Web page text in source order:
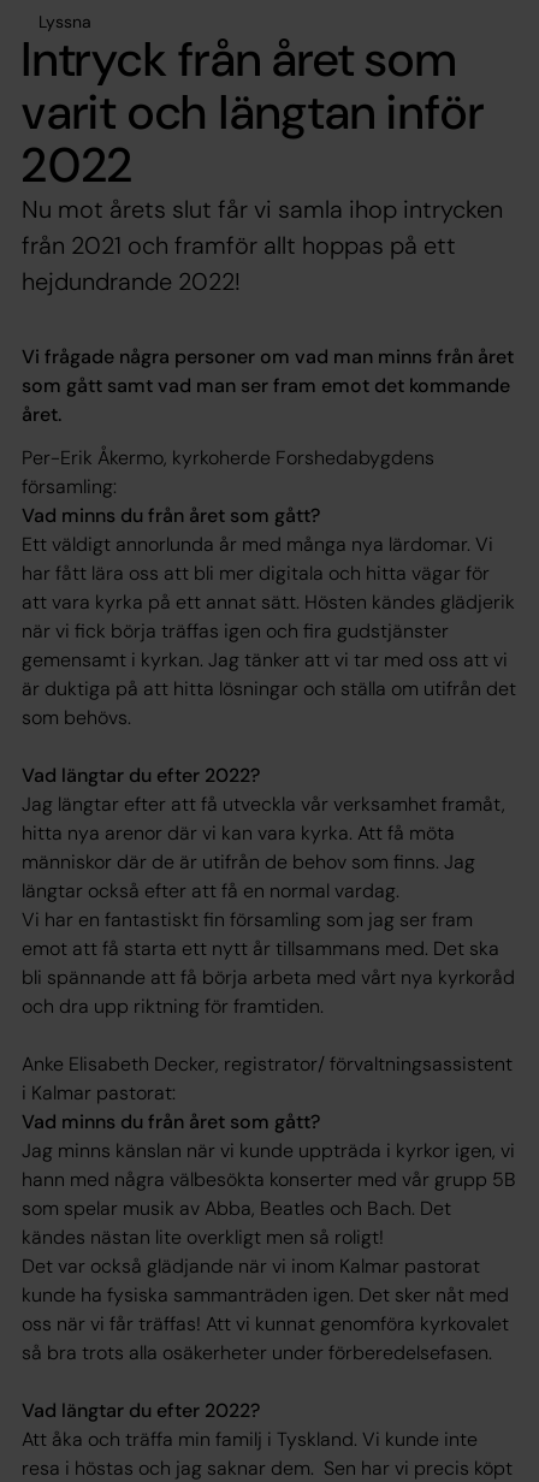
Lyssna
Intryck från året som
varit och längtan inför
2022
Nu mot årets slut får vi samla ihop intrycken
från 2021 och framför allt hoppas på ett
hejdundrande 2022!
Vi frågade några personer om vad man minns från året
som gått samt vad man ser fram emot det kommande
året.
Per-Erik Åkermo, kyrkoherde Forshedabygdens
församling:
Vad minns du från året som gått?
Ett väldigt annorlunda år med många nya lärdomar. Vi
har fått lära oss att bli mer digitala och hitta vägar för
att vara kyrka på ett annat sätt. Hösten kändes glädjerik
när vi fick börja träffas igen och fira gudstjänster
gemensamt i kyrkan. Jag tänker att vi tar med oss att vi
är duktiga på att hitta lösningar och ställa om utifrån det
som behövs.
Vad längtar du efter 2022?
Jag längtar efter att få utveckla vår verksamhet framåt,
hitta nya arenor där vi kan vara kyrka. Att få möta
människor där de är utifrån de behov som finns. Jag
längtar också efter att få en normal vardag.
Vi har en fantastiskt fin församling som jag ser fram
emot att få starta ett nytt år tillsammans med. Det ska
bli spännande att få börja arbeta med vårt nya kyrkoråd
och dra upp riktning för framtiden.
Anke Elisabeth Decker, registrator/ förvaltningsassistent
i Kalmar pastorat:
Vad minns du från året som gått?
Jag minns känslan när vi kunde uppträda i kyrkor igen, vi
hann med några välbesökta konserter med vår grupp 5B
som spelar musik av Abba, Beatles och Bach. Det
kändes nästan lite overkligt men så roligt!
Det var också glädjande när vi inom Kalmar pastorat
kunde ha fysiska sammanträden igen. Det sker nåt med
oss när vi får träffas! Att vi kunnat genomföra kyrkovalet
så bra trots alla osäkerheter under förberedelsefasen.
Vad längtar du efter 2022?
Att åka och träffa min familj i Tyskland. Vi kunde inte
resa i höstas och jag saknar dem. Sen har vi precis köpt